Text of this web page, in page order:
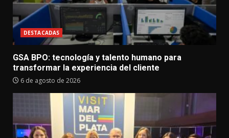
DESTACADAS
GSA BPO: tecnología y talento humano para
transformar la experiencia del cliente
6 de agosto de 2026